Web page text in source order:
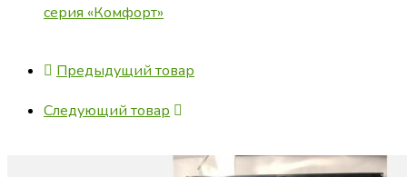
серия «Комфорт»
Предыдущий товар
Следующий товар